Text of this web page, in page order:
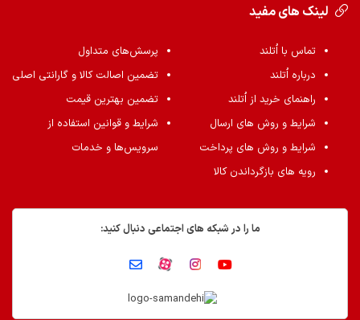
لینک های مفید
تماس با اُتلند
درباره اُتلند
راهنمای خرید از اُتلند
شرایط و روش های ارسال
شرایط و روش های پرداخت
رویه های بازگرداندن کالا
پرسش‌های متداول
تضمین اصالت کالا و گارانتی اصلی
تضمین بهترین قیمت
شرایط و قوانین استفاده از
سرویس‌ها و خدمات
ما را در شبکه های اجتماعی دنبال کنید: